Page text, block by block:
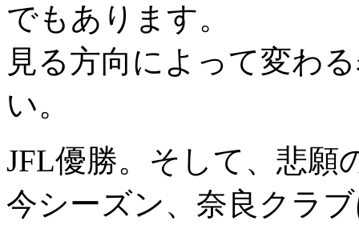
でもあります。
見る方向によって変わ
い。
JFL優勝。そして、悲願
今シーズン、奈良クラ